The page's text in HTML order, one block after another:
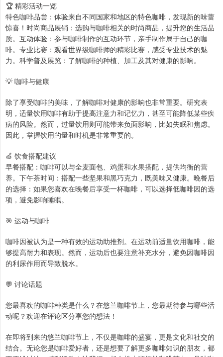
🏆 精彩活动一览
特色咖啡品尝：体验来自不同国家和地区的特色咖啡，发现新的味蕾
惊喜！时尚商品展销：选购与咖啡相关的时尚商品，提升您的生活品
质。互动体验：参与咖啡制作的互动环节，亲手制作属于自己的咖
啡。专业比赛：观看世界级咖啡师的精彩比赛，感受专业技术的魅
力。科学普及展览：了解咖啡的种植、加工及其对健康的影响。
💡 咖啡与健康
除了享受咖啡的美味，了解咖啡对健康的影响也非常重要。研究表
明，适量饮用咖啡有助于提高注意力和记忆力，甚至可能降低某些疾
病的风险。然而，过量饮用则可能带来负面影响，比如失眠和焦虑。
因此，掌握饮用的量和时机是非常重要的。
🍏 饮食搭配建议
早餐搭配：咖啡可以与全麦面包、鸡蛋和水果搭配，提供均衡的营
养。下午茶时间：搭配一些坚果和黑巧克力，既美味又健康。晚餐后
的选择：如果您喜欢在晚餐后享受一杯咖啡，可以选择低咖啡因的选
项，避免影响睡眠。
🎯 运动与咖啡
咖啡因被认为是一种有效的运动助推剂。在运动前适量饮用咖啡，能
够提高耐力和表现。然而，运动后也要注意补充水分，避免因咖啡因
的利尿作用而导致脱水。
💬 讨论话题
您最喜欢的咖啡种类是什么？在悠兰咖啡节上，您最期待参与哪些活
动呢？欢迎在评论区分享您的想法！
在即将到来的悠兰咖啡节上，不仅是咖啡的盛宴，更是文化和社交的
结合。无论您是咖啡爱好者，还是想要了解更多咖啡知识的朋友，都